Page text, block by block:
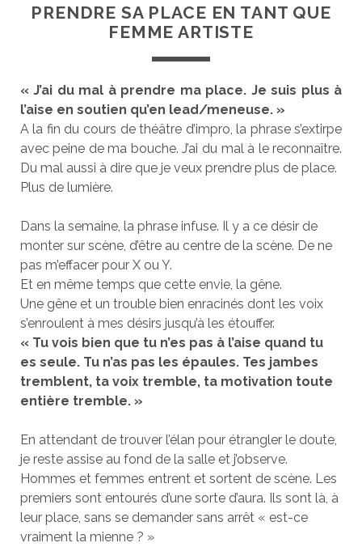
PRENDRE SA PLACE EN TANT QUE
FEMME ARTISTE
« J’ai du mal à prendre ma place. Je suis plus à
l’aise en soutien qu’en lead/meneuse. »
A la fin du cours de théâtre d’impro, la phrase s’extirpe
avec peine de ma bouche. J’ai du mal à le reconnaître.
Du mal aussi à dire que je veux prendre plus de place.
Plus de lumière.
Dans la semaine, la phrase infuse. Il y a ce désir de
monter sur scène, d’être au centre de la scène. De ne
pas m’effacer pour X ou Y.
Et en même temps que cette envie, la gêne.
Une gêne et un trouble bien enracinés dont les voix
s’enroulent à mes désirs jusqu’à les étouffer.
« Tu vois bien que tu n’es pas à l’aise quand tu
es seule. Tu n’as pas les épaules. Tes jambes
tremblent, ta voix tremble, ta motivation toute
entière tremble. »
En attendant de trouver l’élan pour étrangler le doute,
je reste assise au fond de la salle et j’observe.
Hommes et femmes entrent et sortent de scène. Les
premiers sont entourés d’une sorte d’aura. Ils sont là, à
leur place, sans se demander sans arrêt « est-ce
vraiment la mienne ? »